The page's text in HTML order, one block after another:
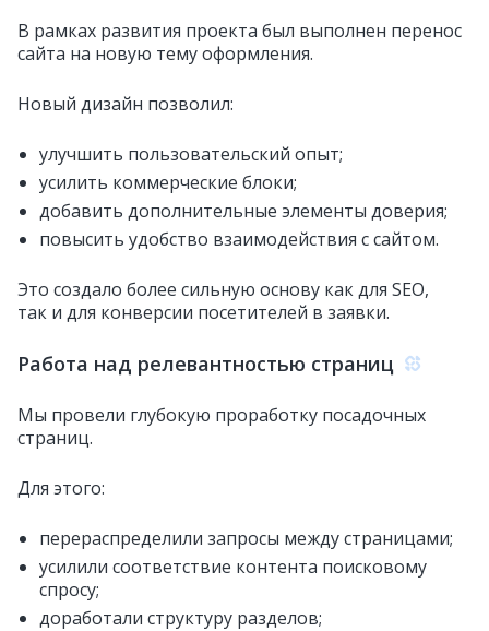
В рамках развития проекта был выполнен перенос
сайта на новую тему оформления.
Новый дизайн позволил:
улучшить пользовательский опыт;
усилить коммерческие блоки;
добавить дополнительные элементы доверия;
повысить удобство взаимодействия с сайтом.
Это создало более сильную основу как для SEO,
так и для конверсии посетителей в заявки.
Работа над релевантностью страниц
Мы провели глубокую проработку посадочных
страниц.
Для этого:
перераспределили запросы между страницами;
усилили соответствие контента поисковому
спросу;
доработали структуру разделов;